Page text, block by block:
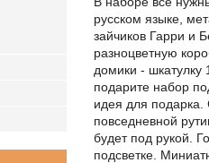
русском языке,
зайчиков Гарри и
разноцветную
домики -
подарите набор
идея для подарка.
повседневной
будет под рукой.
подсветке.